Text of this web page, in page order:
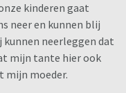
kinderen gaat
neer en kunnen blij
kunnen neerleggen dat
mijn tante hier ook
mijn moeder.